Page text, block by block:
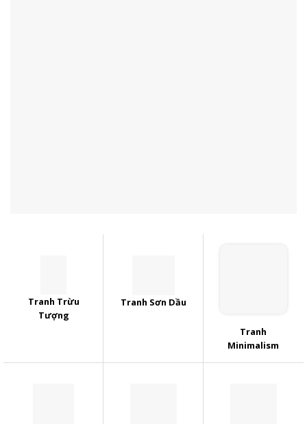
Tranh Trừu
Tượng
Tranh Sơn Dầu
Tranh
Minimalism